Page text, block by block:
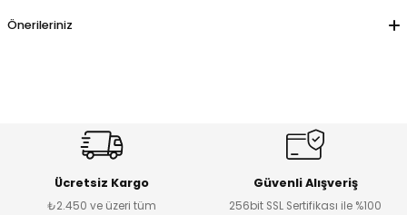
Önerileriniz
Ücretsiz Kargo
₺2.450 ve üzeri tüm
Güvenli Alışveriş
256bit SSL Sertifikası ile %100